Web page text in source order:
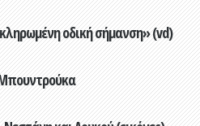
οδική σήμανση» (vd)